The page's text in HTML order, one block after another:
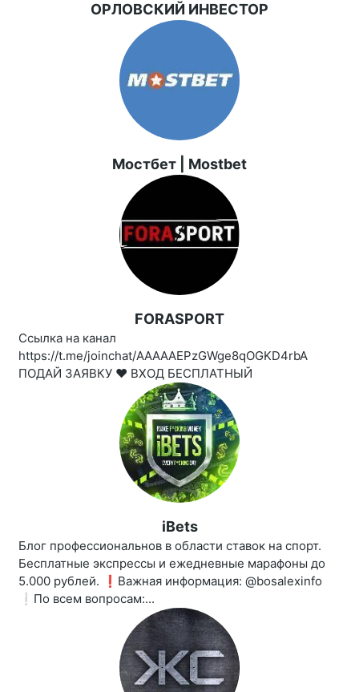
ОРЛОВСКИЙ ИНВЕСТОР
Мостбет | Mostbet
FORASPORT
Ссылка на канал
https://t.me/joinchat/AAAAAEPzGWge8qOGKD4rbA
ПОДАЙ ЗАЯВКУ ❤️ ВХОД БЕСПЛАТНЫЙ
iBets
Блог профессиональнов в области ставок на спорт.
Бесплатные экспрессы и ежедневные марафоны до
5.000 рублей. ❗️Важная информация: @bosalexinfo
❕По всем вопросам:...